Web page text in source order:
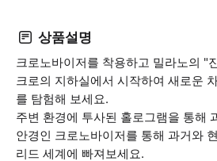
상품설명
크로노바이저를 착용하고 밀라노의 "
크로의 지하실에서 시작하여 새로운
를 탐험해 보세요.
주변 환경에 투사된 홀로그램을 통해
안경인 크로노바이저를 통해 과거와
리드 세계에 빠져보세요.